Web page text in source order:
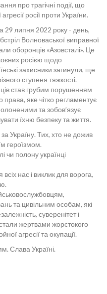
про трагічні події, що
росії проти України.
29 липня 2022 року - день,
Волноваської виправної
оборонців «Азовсталі». Це
росією щодо
захисники загинули, ще
ступеня тяжкості.
став грубим порушенням
яке чітко регламентує
та зобов’язує
їхню безпеку та життя.
Україну. Тих, хто не дожив
героїзмом.
чи полону українці
нас і виклик для ворога,
та цивільним особам, які
суверенітет і
стали жертвами жорстокого
агресії та окупації.
Слава Україні.